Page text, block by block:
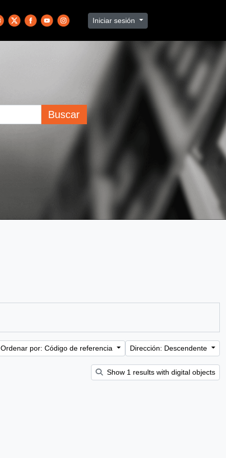
Iniciar sesión
Buscar
Ordenar por: Código de referencia Dirección: Descendente
Show 1 results with digital objects